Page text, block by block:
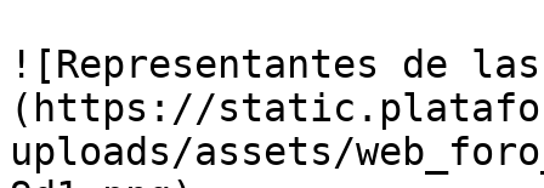
![Representantes de
(https://
uploads/assets/